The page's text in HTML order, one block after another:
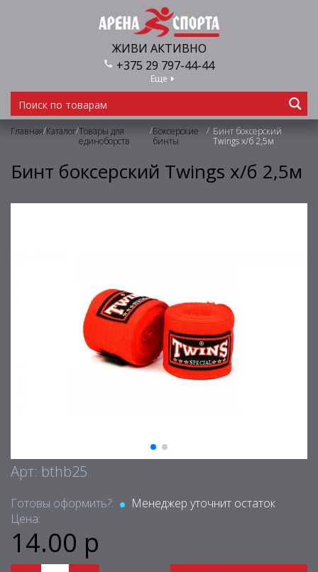
ЖИВИ АКТИВНО
+375 29 797-44-44
Еще
Главная/Каталог/Товары для
единоборств
/Боксерские
бинты
/ Бинт боксерский
Twings х/б 2,5м
Бинт боксерский Twings х/б 2,5м
Арт: bthb25
Готовы оформить?:
Менеджер уточнит остаток
Цена:
14.00 р